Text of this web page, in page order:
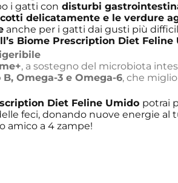
i gatti con disturbi
delicatamente e le verdure
anche per i gatti dai gusti più
Biome Prescription Diet
, a sostegno del microbiota
Omega-3 e Omega-6, che
Diet Feline Umido potrai
feci, donando nuove energie al
amico a 4 zampe!